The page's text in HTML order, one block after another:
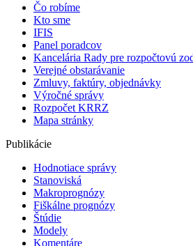
Čo robíme
Kto sme
IFIS
Panel poradcov
Kancelária Rady pre rozpočtovú
Verejné obstarávanie
Zmluvy, faktúry, objednávky
Výročné správy
Rozpočet KRRZ
Mapa stránky
Publikácie
Hodnotiace správy
Stanoviská
Makroprognózy
Fiškálne prognózy
Štúdie
Modely
Komentáre